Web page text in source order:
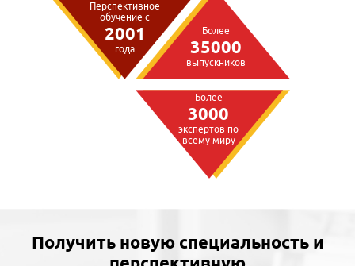
Более
3000
экспертов по
всему миру
Перспективное
обучение с
2001
года
Более
35000
выпускников
Получить новую специальность и